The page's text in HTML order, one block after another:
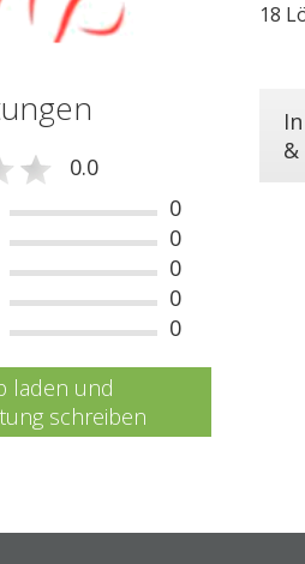
18
0.0
0
0
0
0
0
laden und
schreiben
&